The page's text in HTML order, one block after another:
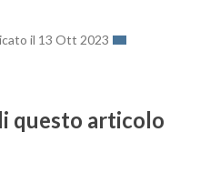
il 13 Ott 2023
questo articolo